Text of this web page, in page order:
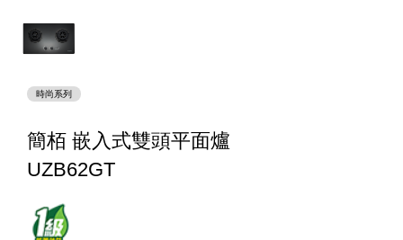
時尚系列
簡栢 嵌入式雙頭平面爐
UZB62GT